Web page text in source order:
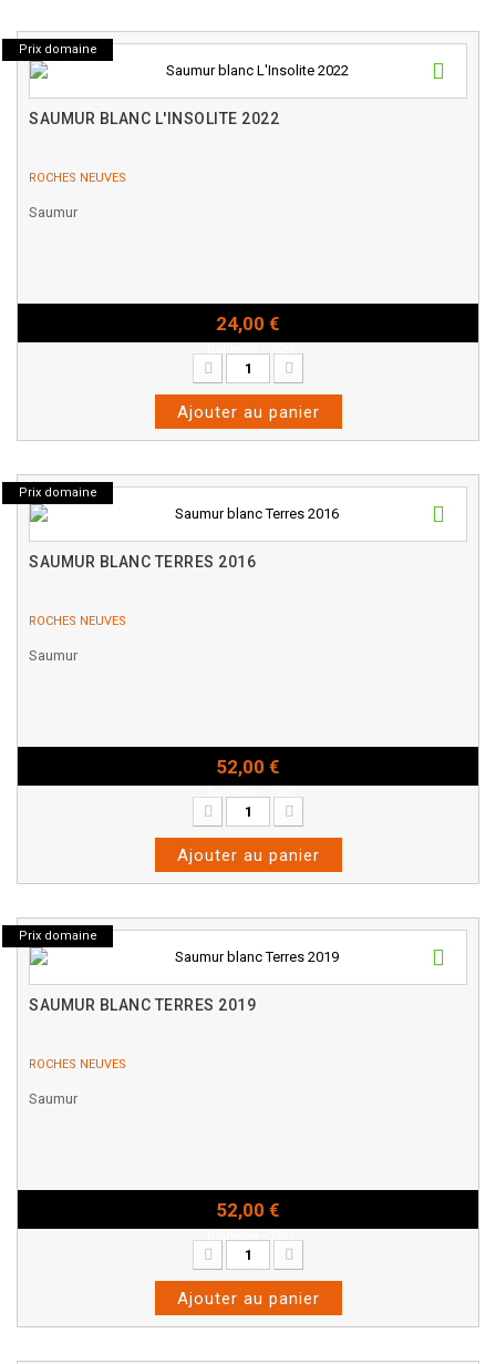
Prix domaine
SAUMUR BLANC L'INSOLITE 2022
ROCHES NEUVES
Saumur
24,00 €
Ajouter au panier
Prix domaine
SAUMUR BLANC TERRES 2016
ROCHES NEUVES
Saumur
52,00 €
Ajouter au panier
Prix domaine
SAUMUR BLANC TERRES 2019
ROCHES NEUVES
Saumur
52,00 €
Ajouter au panier